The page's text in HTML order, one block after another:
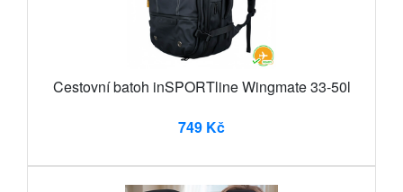
Cestovní batoh inSPORTline Wingmate 33-50l
749 Kč